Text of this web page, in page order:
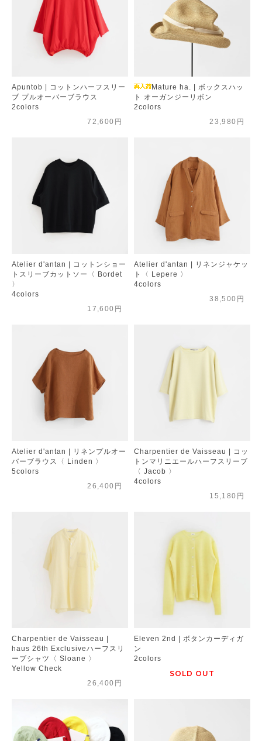
Apuntob | コットンハーフスリー
ブ プルオーバーブラウス
2colors
72,600円
Mature ha. | ボックスハッ
ト オーガンジーリボン
2colors
23,980円
Atelier d'antan | コットンショー
トスリーブカットソー〈 Bordet
〉
4colors
17,600円
Atelier d'antan | リネンジャケッ
ト〈 Lepere 〉
4colors
38,500円
Atelier d'antan | リネンプルオー
バーブラウス〈 Linden 〉
5colors
26,400円
Charpentier de Vaisseau | コッ
トンマリニエールハーフスリーブ
〈 Jacob 〉
4colors
15,180円
Charpentier de Vaisseau |
haus 26th Exclusiveハーフスリ
ーブシャツ〈 Sloane 〉
Yellow Check
26,400円
Eleven 2nd | ボタンカーディガ
ン
2colors
SOLD OUT